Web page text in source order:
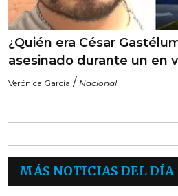
¿Quién era César
asesinado durante un en
Verónica García / Nacional
MÁS NOTICIAS DEL DÍA